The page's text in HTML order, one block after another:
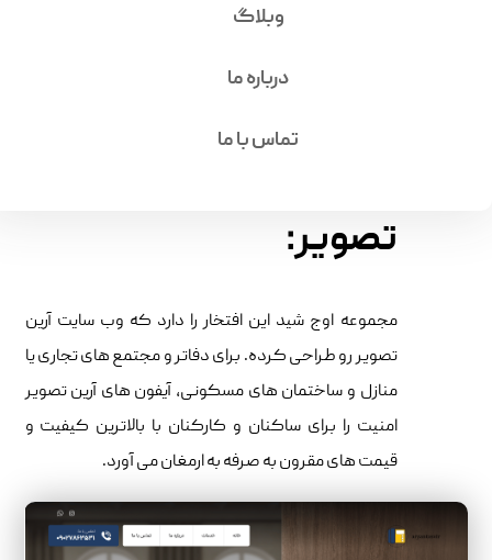
وبلاگ
درباره ما
تماس با ما
طراحی وب سایت
تصویر:
مجموعه اوج شید این افتخار را دارد که وب سایت آرین
تصویر رو طراحی کرده. برای دفاتر و مجتمع های تجاری یا
منازل و ساختمان های مسکونی، آیفون های آرین تصویر
امنیت را برای ساکنان و کارکنان با بالاترین کیفیت و
قیمت های مقرون به صرفه به ارمغان می آورد.